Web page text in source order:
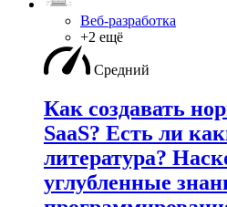
Веб-разработка
+2 ещё
Средний
Как создавать
SaaS? Есть ли
литература?
углубленные